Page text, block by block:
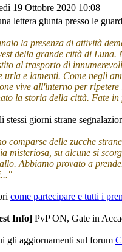
19 Ottobre 2020 10:08
lettera giunta presso le
la presenza di attività
della grande città di Luna.
al trasporto di
urla e lamenti. Come negli
vive all'interno per
la storia della città. Fate
stessi giorni strane
comparse delle zucche
misteriosa, su alcune si
Abbiamo provato a
come partecipare e tutti i
Info] PvP ON, Gate in
gli aggiornamenti sul forum